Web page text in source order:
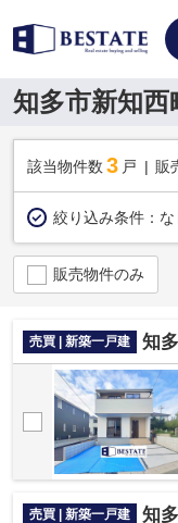
知多市新知西
該当物件数 3 戸 販
絞り込み条件： な
販売物件のみ
売買 | 新築一戸建 知
売買 | 新築一戸建 知